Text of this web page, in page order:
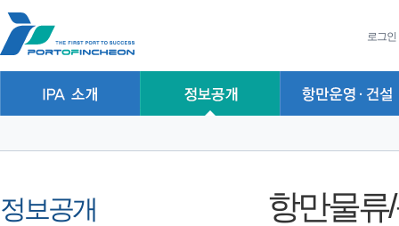
로그인
정보공개 항만물류